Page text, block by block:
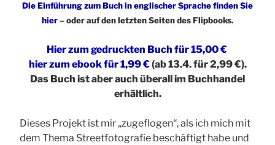
Die Einführung zum Buch in englischer Sprache finden Sie
hier– oder auf den letzten Seiten des Flipbooks.
Hier zum gedruckten Buch für 15,00 €
hier zum ebook für 1,99 € (ab 13.4. für 2,99 €).
Das Buch ist aber auch überall im Buchhandel
erhältlich.
Dieses Projekt ist mir „zugeflogen“, als ich mich mit
dem Thema Streetfotografie beschäftigt habe und